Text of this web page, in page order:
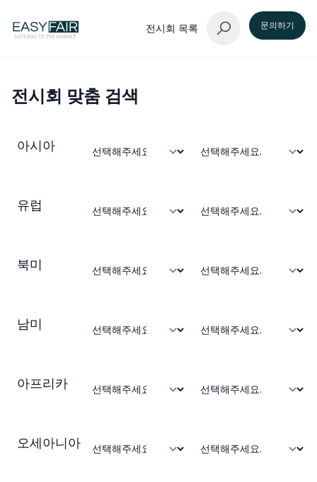
전시회 목록 문의하기
전시회 맞춤 검색
아시아
유럽
북미
남미
아프리카
오세아니아